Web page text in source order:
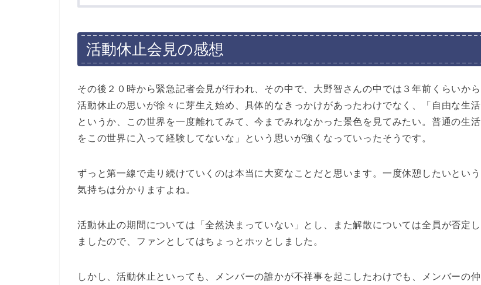
活動休止会見の感想
その後２０時から緊急記者会見が行われ、その中で、大野智さんの中では３年前くらいから
活動休止の思いが徐々に芽生え始め、具体的なきっかけがあったわけでなく、「自由な生活
というか、この世界を一度離れてみて、今までみれなかった景色を見てみたい。普通の生活
をこの世界に入って経験してないな」という思いが強くなっていったそうです。
ずっと第一線で走り続けていくのは本当に大変なことだと思います。一度休憩したいという
気持ちは分かりますよね。
活動休止の期間については「全然決まっていない」とし、また解散については全員が否定し
ましたので、ファンとしてはちょっとホッとしました。
しかし、活動休止といっても、メンバーの誰かが不祥事を起こしたわけでも、メンバーの仲